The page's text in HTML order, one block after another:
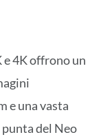
e 4K offrono un
e una vasta
punta del Neo